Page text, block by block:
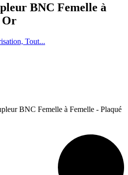
BNC Femelle à
Or
Tout...
BNC Femelle à Femelle - Plaqué